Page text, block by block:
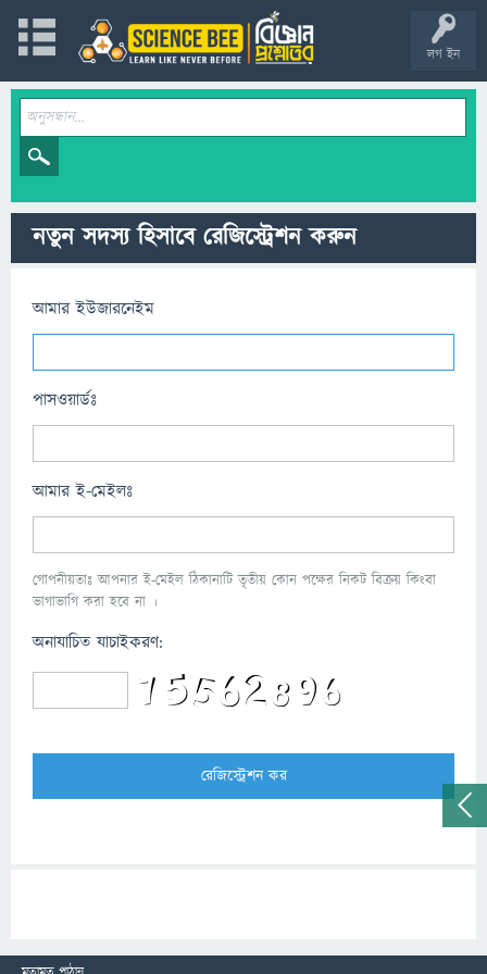
লগ ইন
নতুন সদস্য হিসাবে রেজিস্ট্রেশন করুন
আমার ইউজারনেইম
পাসওয়ার্ডঃ
আমার ই-মেইলঃ
গোপনীয়তাঃ আপনার ই-মেইল ঠিকানাটি তৃতীয় কোন পক্ষের নিকট বিক্রয় কিংবা
ভাগাভাগি করা হবে না ।
অনাযাচিত যাচাইকরণ: